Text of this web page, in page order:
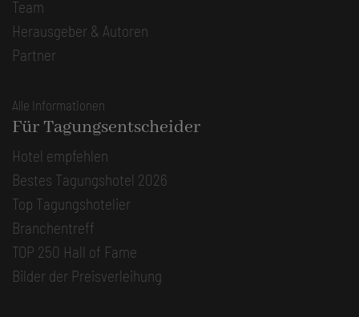
Team
Herausgeber & Autoren
Partner
Alle Informationen
Für Tagungsentscheider
Hotel empfehlen
Bestes Tagungshotel 2026
Top Tagungshotelier
Branchentreff
TOP 250 Hall of Fame
Bilder der Preisverleihung